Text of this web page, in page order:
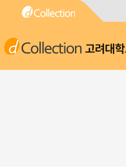
고려대